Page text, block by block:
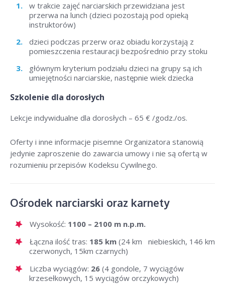
w trakcie zajęć narciarskich przewidziana jest
przerwa na lunch (dzieci pozostają pod opieką
instruktorów)
dzieci podczas przerw oraz obiadu korzystają z
pomieszczenia restauracji bezpośrednio przy stoku
głównym kryterium podziału dzieci na grupy są ich
umiejętności narciarskie, następnie wiek dziecka
Szkolenie dla dorosłych
Lekcje indywidualne dla dorosłych – 65 € /godz./os.
Oferty i inne informacje pisemne Organizatora stanowią
jedynie zaproszenie do zawarcia umowy i nie są ofertą w
rozumieniu przepisów Kodeksu Cywilnego.
Ośrodek narciarski oraz karnety
Wysokość: 1100 – 2100 m n.p.m.
Łączna ilość tras: 185 km (24 km niebieskich, 146 km
czerwonych, 15km czarnych)
Liczba wyciągów: 26 (4 gondole, 7 wyciągów
krzesełkowych, 15 wyciągów orczykowych)